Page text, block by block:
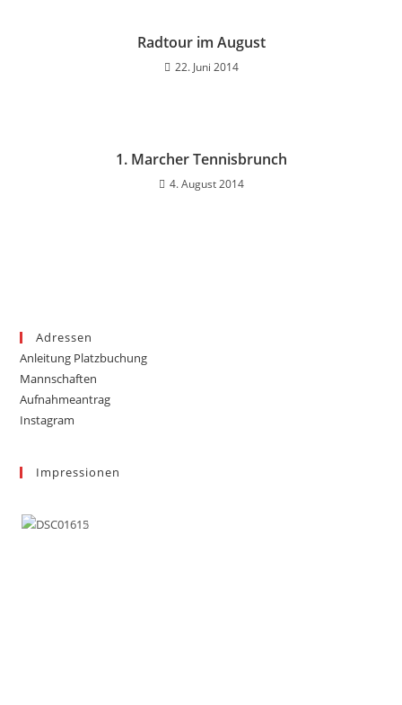
Radtour im August
22. Juni 2014
1. Marcher Tennisbrunch
4. August 2014
Adressen
Anleitung Platzbuchung
Mannschaften
Aufnahmeantrag
Instagram
Impressionen